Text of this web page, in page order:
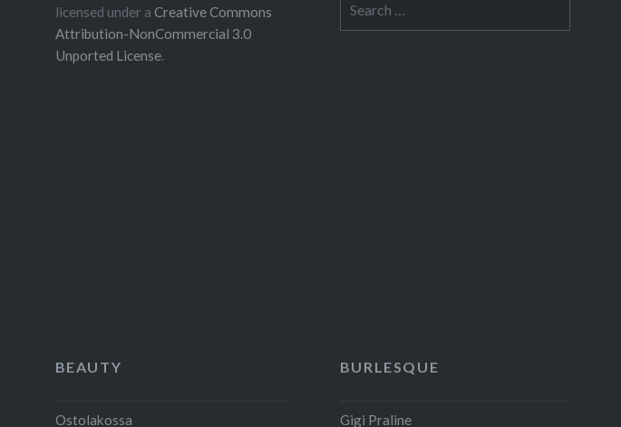
licensed under a Creative Commons
Attribution-NonCommercial 3.0
Unported License.
BEAUTY
Ostolakossa
BURLESQUE
Gigi Praline